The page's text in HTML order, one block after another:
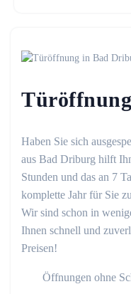
Haben Sie sich
aus Bad Driburg hilft
Stunden und das an 7
komplette Jahr für Sie
Wir sind schon in
Ihnen schnell und
Preisen!
Öffnungen ohne